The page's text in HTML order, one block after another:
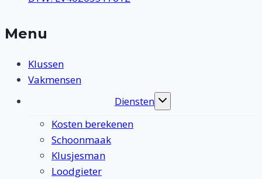
Menu
Klussen
Vakmensen
Diensten
Toggle
Kosten berekenen
Schoonmaak
Klusjesman
Loodgieter